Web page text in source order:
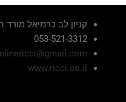
קניון לב כרמיאל מורד
053-521-3312
www.ricci.co.il